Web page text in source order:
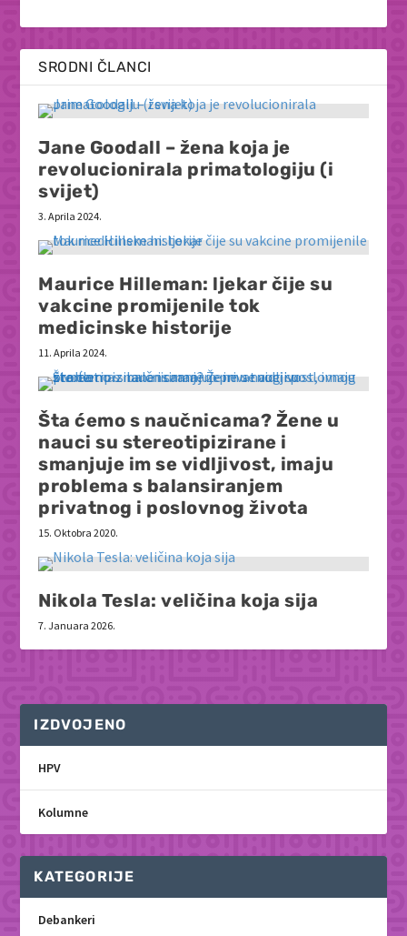
SRODNI ČLANCI
Jane Goodall – žena koja je
revolucionirala primatologiju (i
svijet)
3. Aprila 2024.
Maurice Hilleman: ljekar čije su
vakcine promijenile tok
medicinske historije
11. Aprila 2024.
Šta ćemo s naučnicama? Žene u
nauci su stereotipizirane i
smanjuje im se vidljivost, imaju
problema s balansiranjem
privatnog i poslovnog života
15. Oktobra 2020.
Nikola Tesla: veličina koja sija
7. Januara 2026.
IZDVOJENO
HPV
Kolumne
KATEGORIJE
Debankeri